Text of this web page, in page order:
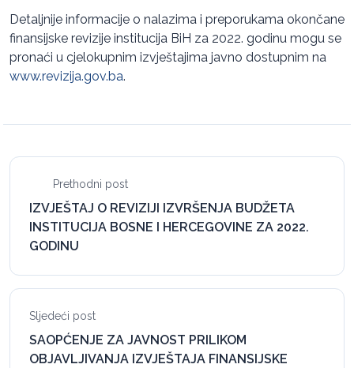
Detaljnije informacije o nalazima i preporukama okončane
finansijske revizije institucija BiH za 2022. godinu mogu se
pronaći u cjelokupnim izvještajima javno dostupnim na
www.revizija.gov.ba.
Prethodni post
IZVJEŠTAJ O REVIZIJI IZVRŠENJA BUDŽETA
INSTITUCIJA BOSNE I HERCEGOVINE ZA 2022.
GODINU
Sljedeći post
SAOPĆENJE ZA JAVNOST PRILIKOM
OBJAVLJIVANJA IZVJEŠTAJA FINANSIJSKE